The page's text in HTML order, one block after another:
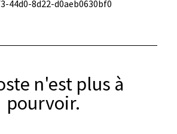
44d0-8d22-d0aeb0630bf0
n'est plus à
pourvoir.